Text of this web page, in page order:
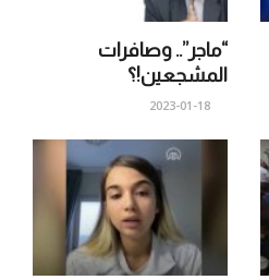
“ماجر”.. وصافرات
المشجعين!؟
2023-01-18